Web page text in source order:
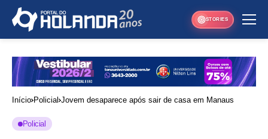
STORIES
Início Policial Jovem desaparece após sair de casa em Manaus
Policial